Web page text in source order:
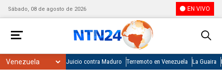
Sábado, 08 de agosto de 2026 EN VIVO
Juicio contra Maduro Terremoto en Venezuela La Guaira